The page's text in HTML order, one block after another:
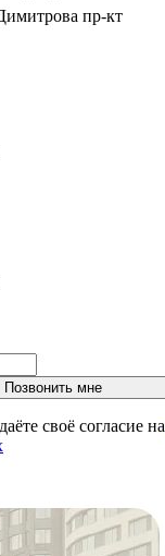
пр-кт
своё согласие на